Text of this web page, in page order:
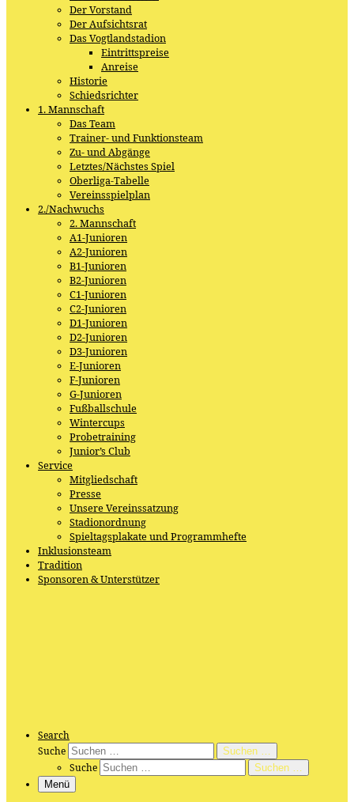
Der Vorstand
Der Aufsichtsrat
Das Vogtlandstadion
Eintrittspreise
Anreise
Historie
Schiedsrichter
1. Mannschaft
Das Team
Trainer- und Funktionsteam
Zu- und Abgänge
Letztes/Nächstes Spiel
Oberliga-Tabelle
Vereinsspielplan
2./Nachwuchs
2. Mannschaft
A1-Junioren
A2-Junioren
B1-Junioren
B2-Junioren
C1-Junioren
C2-Junioren
D1-Junioren
D2-Junioren
D3-Junioren
E-Junioren
F-Junioren
G-Junioren
Fußballschule
Wintercups
Probetraining
Junior’s Club
Service
Mitgliedschaft
Presse
Unsere Vereinssatzung
Stadionordnung
Spieltagsplakate und Programmhefte
Inklusionsteam
Tradition
Sponsoren & Unterstützer
Search
Suche
Suchen …
Suche
Suchen …
Menü